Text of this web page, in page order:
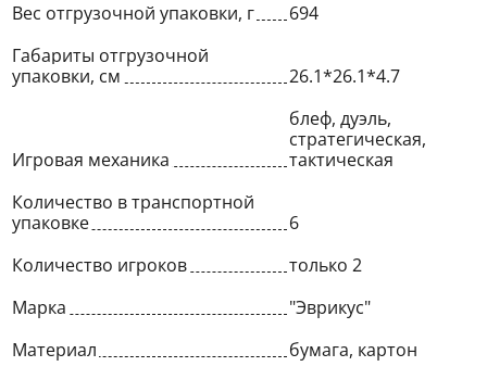
Вес отгрузочной упаковки, г
694
Габариты отгрузочной
упаковки, см
26.1*26.1*4.7
Игровая механика
блеф, дуэль,
стратегическая,
тактическая
Количество в транспортной
упаковке
6
Количество игроков
только 2
Марка
"Эврикус"
Материал
бумага, картон